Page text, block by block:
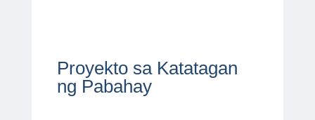
Proyekto sa Katatagan
ng Pabahay